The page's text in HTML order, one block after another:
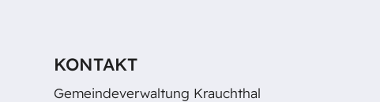
KONTAKT
Gemeindeverwaltung Krauchthal